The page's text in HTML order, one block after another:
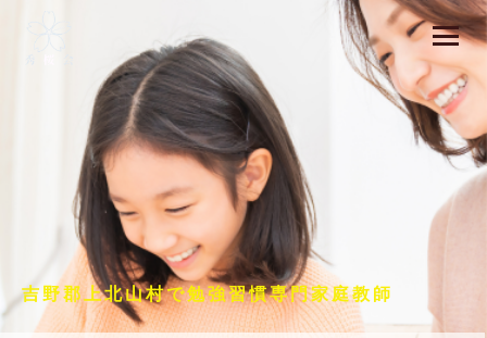
吉野郡上北山村で勉強習慣専門家庭教師